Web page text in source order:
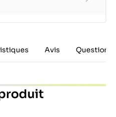
Avis Questions